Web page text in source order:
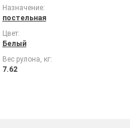
Назначение:
постельная
Цвет:
Белый
Вес рулона, кг:
7.62